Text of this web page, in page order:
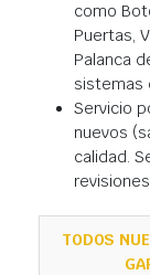
como
Puertas,
Palanca
sistemas
Servicio
nuevos
calidad.
TODOS